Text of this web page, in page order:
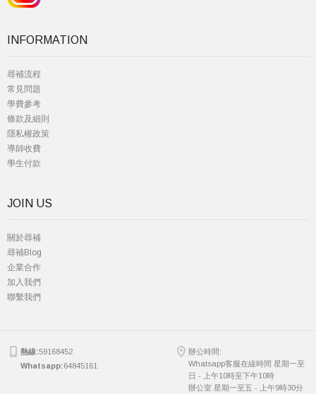
INFORMATION
尋補流程
常見問題
學費參考
條款及細則
隱私權政策
導師收費
學生付款
JOIN US
關於尋補
尋補Blog
企業合作
加入我們
聯繫我們
熱線:59168452
Whatsapp:64845161
辦公時間:
Whatsapp客服在線時間 星期一至
日 - 上午10時至下午10時
辦公室 星期一至五 - 上午9時30分